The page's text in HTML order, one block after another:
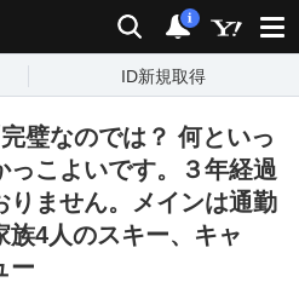
検索 通知
i
ID新規取得
璧なのでは？ 何といっ
っこよいです。３年経過
りません。メインは通勤
族4人のスキー、キャ
ー